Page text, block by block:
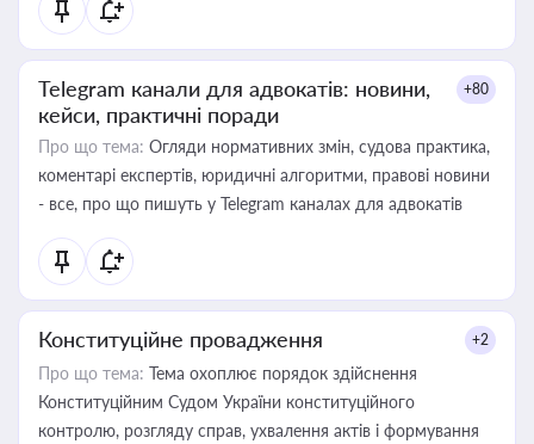
Telegram канали для адвокатів: новини,
кейси, практичні поради
+80
Про що тема: Огляди нормативних змін, судова практика,
коментарі експертів, юридичні алгоритми, правові новини
- все, про що пишуть у Telegram каналах для адвокатів
Конституційне провадження +2
Про що тема: Тема охоплює порядок здійснення
Конституційним Судом України конституційного
контролю, розгляду справ, ухвалення актів і формування